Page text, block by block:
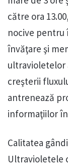
către ora
nocive pentru
învăţare şi
ultravioletelor
creşterii
antrenează
informaţiilor
Calitatea
Ultravioletele